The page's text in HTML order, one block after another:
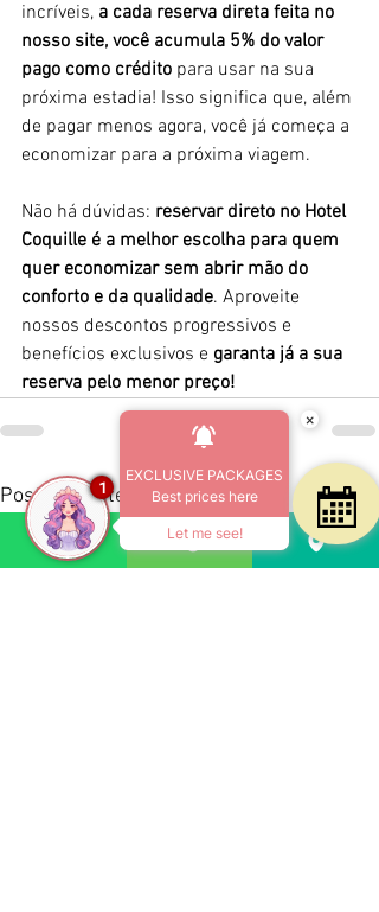
incríveis, a cada reserva direta feita no
nosso site, você acumula 5% do valor
pago como crédito para usar na sua
próxima estadia! Isso significa que, além
de pagar menos agora, você já começa a
economizar para a próxima viagem.
Não há dúvidas: reservar direto no Hotel
Coquille é a melhor escolha para quem
quer economizar sem abrir mão do
conforto e da qualidade. Aproveite
nossos descontos progressivos e
benefícios exclusivos e garanta já a sua
reserva pelo menor preço!
Posts recentes Ver tudo
×
EXCLUSIVE PACKAGES
Best prices here
Let me see!
1